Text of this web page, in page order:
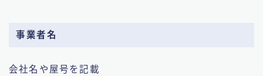
事業者名
会社名や屋号を記載